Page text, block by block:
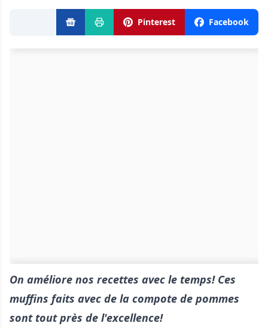
Pinterest Facebook
On améliore nos recettes avec le temps! Ces
muffins faits avec de la compote de pommes
sont tout près de l'excellence!